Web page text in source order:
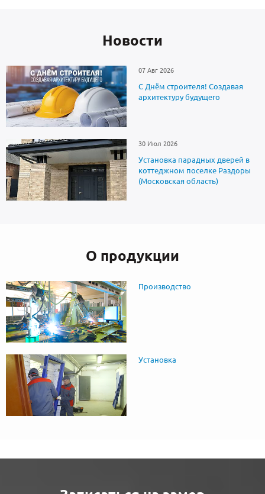
Новоcти
07 Авг 2026
С Днём строителя! Создавая
архитектуру будущего
30 Июл 2026
Установка парадных дверей в
коттеджном поселке Раздоры
(Московская область)
О продукции
Производство
Установка